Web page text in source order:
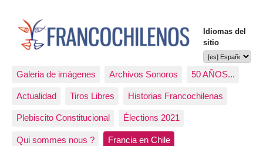
Idiomas del
sitio
Galeria de imágenes Archivos Sonoros 50 AÑOS...
Actualidad Tiros Libres Historias Francochilenas
Plebiscito Constitucional Élections 2021
Qui sommes nous ? Francia en Chile